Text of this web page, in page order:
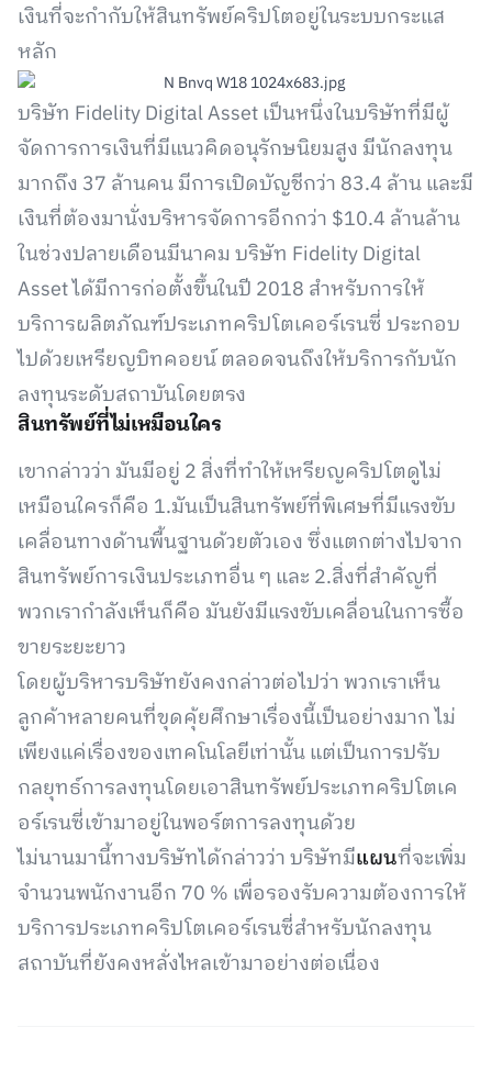
เงินที่จะกำกับให้สินทรัพย์คริปโตอยู่ในระบบกระแส
หลัก
บริษัท Fidelity Digital Asset เป็นหนึ่งในบริษัทที่มีผู้
จัดการการเงินที่มีแนวคิดอนุรักษนิยมสูง มีนักลงทุน
มากถึง 37 ล้านคน มีการเปิดบัญชีกว่า 83.4 ล้าน และมี
เงินที่ต้องมานั่งบริหารจัดการอีกกว่า $10.4 ล้านล้าน
ในช่วงปลายเดือนมีนาคม บริษัท Fidelity Digital
Asset ได้มีการก่อตั้งขึ้นในปี 2018 สำหรับการให้
บริการผลิตภัณฑ์ประเภทคริปโตเคอร์เรนซี่ ประกอบ
ไปด้วยเหรียญบิทคอยน์ ตลอดจนถึงให้บริการกับนัก
ลงทุนระดับสถาบันโดยตรง
สินทรัพย์ที่ไม่เหมือนใคร
เขากล่าวว่า มันมีอยู่ 2 สิ่งที่ทำให้เหรียญคริปโตดูไม่
เหมือนใครก็คือ 1.มันเป็นสินทรัพย์ที่พิเศษที่มีแรงขับ
เคลื่อนทางด้านพื้นฐานด้วยตัวเอง ซึ่งแตกต่างไปจาก
สินทรัพย์การเงินประเภทอื่น ๆ และ 2.สิ่งที่สำคัญที่
พวกเรากำลังเห็นก็คือ มันยังมีแรงขับเคลื่อนในการซื้อ
ขายระยะยาว
โดยผู้บริหารบริษัทยังคงกล่าวต่อไปว่า พวกเราเห็น
ลูกค้าหลายคนที่ขุดคุ้ยศึกษาเรื่องนี้เป็นอย่างมาก ไม่
เพียงแค่เรื่องของเทคโนโลยีเท่านั้น แต่เป็นการปรับ
กลยุทธ์การลงทุนโดยเอาสินทรัพย์ประเภทคริปโตเค
อร์เรนซี่เข้ามาอยู่ในพอร์ตการลงทุนด้วย
ไม่นานมานี้ทางบริษัทได้กล่าวว่า บริษัทมีแผนที่จะเพิ่ม
จำนวนพนักงานอีก 70 % เพื่อรองรับความต้องการให้
บริการประเภทคริปโตเคอร์เรนซี่สำหรับนักลงทุน
สถาบันที่ยังคงหลั่งไหลเข้ามาอย่างต่อเนื่อง